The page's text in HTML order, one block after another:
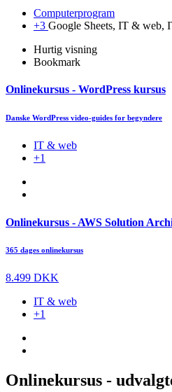
Computerprogram
+3 Google Sheets, IT & web,
Hurtig visning
Bookmark
Onlinekursus - WordPress kursus
Danske WordPress video-guides for begyndere
IT & web
+1
Onlinekursus - AWS Solution
365 dages onlinekursus
8.499 DKK
IT & web
+1
Onlinekursus -